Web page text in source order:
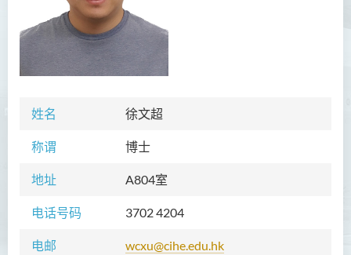
姓名 徐文超
称谓 博士
地址 A804室
电话号码 3702 4204
电邮 wcxu@cihe.edu.hk
教职员
行政及研究人员
活动